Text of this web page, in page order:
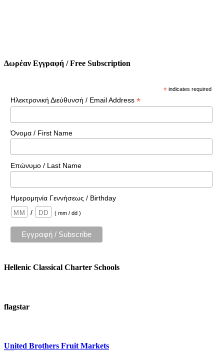
Δωρέαν Εγγραφή / Free Subscription
* indicates required
Ηλεκτρονική Διεύθυνσή / Email Address *
Όνομα / First Name
Επώνυμο / Last Name
Ημερομηνία Γεννήσεως / Birthday
/
( mm / dd )
Hellenic Classical Charter Schools
flagstar
United Brothers Fruit Markets